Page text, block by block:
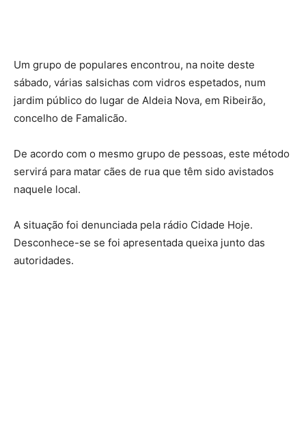
Um grupo de populares encontrou, na noite deste
sábado, várias salsichas com vidros espetados, num
jardim público do lugar de Aldeia Nova, em Ribeirão,
concelho de Famalicão.
De acordo com o mesmo grupo de pessoas, este método
servirá para matar cães de rua que têm sido avistados
naquele local.
A situação foi denunciada pela rádio Cidade Hoje.
Desconhece-se se foi apresentada queixa junto das
autoridades.